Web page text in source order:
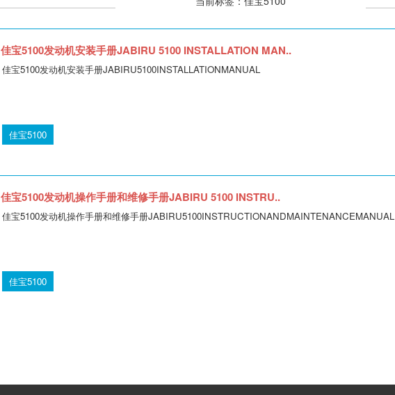
佳宝5100发动机安装手册JABIRU 5100 INSTALLATION MAN..
佳宝5100发动机安装手册JABIRU5100INSTALLATIONMANUAL
佳宝5100
佳宝5100发动机操作手册和维修手册JABIRU 5100 INSTRU..
佳宝5100发动机操作手册和维修手册JABIRU5100INSTRUCTIONANDMAINTENANCEMANUAL
佳宝5100